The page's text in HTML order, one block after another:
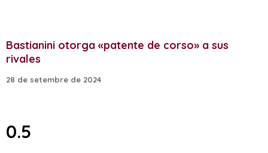
Bastianini otorga «patente de corso» a sus
rivales
28 de setembre de 2024